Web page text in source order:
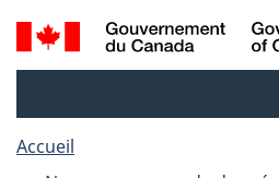
au
à
Recherche
et
Accueil